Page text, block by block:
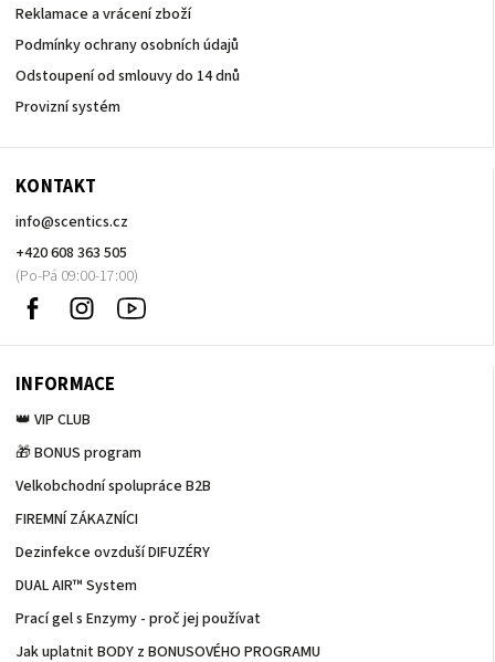
Reklamace a vrácení zboží
Podmínky ochrany osobních údajů
Odstoupení od smlouvy do 14 dnů
Provizní systém
KONTAKT
info@scentics.cz
+420 608 363 505
Facebook Instagram
na
INFORMACE
👑 VIP CLUB
🎁 BONUS program
Velkobchodní spolupráce B2B
FIREMNÍ ZÁKAZNÍCI
Dezinfekce ovzduší DIFUZÉRY
DUAL AIR™ System
Prací gel s Enzymy - proč jej používat
Jak uplatnit BODY z BONUSOVÉHO PROGRAMU